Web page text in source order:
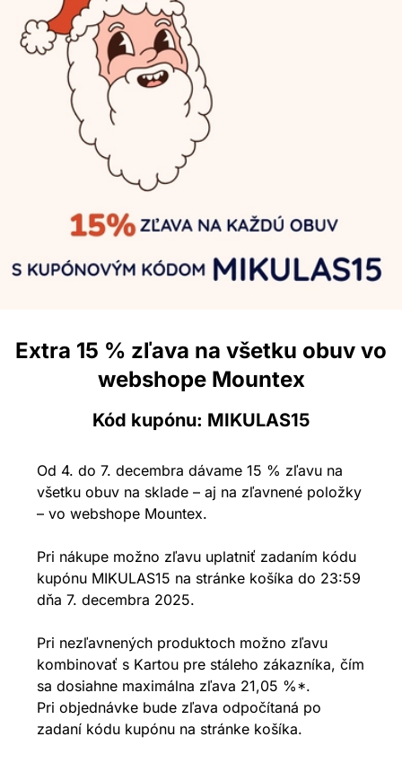
Extra 15 % zľava na všetku obuv vo
webshope Mountex
Kód kupónu: MIKULAS15
Od 4. do 7. decembra dávame 15 % zľavu na
všetku obuv na sklade – aj na zľavnené položky
– vo webshope Mountex.
Pri nákupe možno zľavu uplatniť zadaním kódu
kupónu MIKULAS15 na stránke košíka do 23:59
dňa 7. decembra 2025.
Pri nezľavnených produktoch možno zľavu
kombinovať s Kartou pre stáleho zákazníka, čím
sa dosiahne maximálna zľava 21,05 %*.
Pri objednávke bude zľava odpočítaná po
zadaní kódu kupónu na stránke košíka.